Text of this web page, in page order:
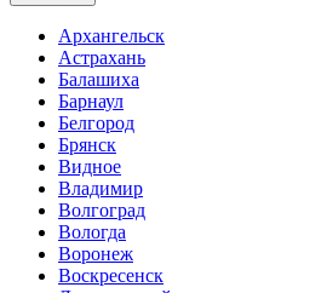
Архангельск
Астрахань
Балашиха
Барнаул
Белгород
Брянск
Видное
Владимир
Волгоград
Вологда
Воронеж
Воскресенск